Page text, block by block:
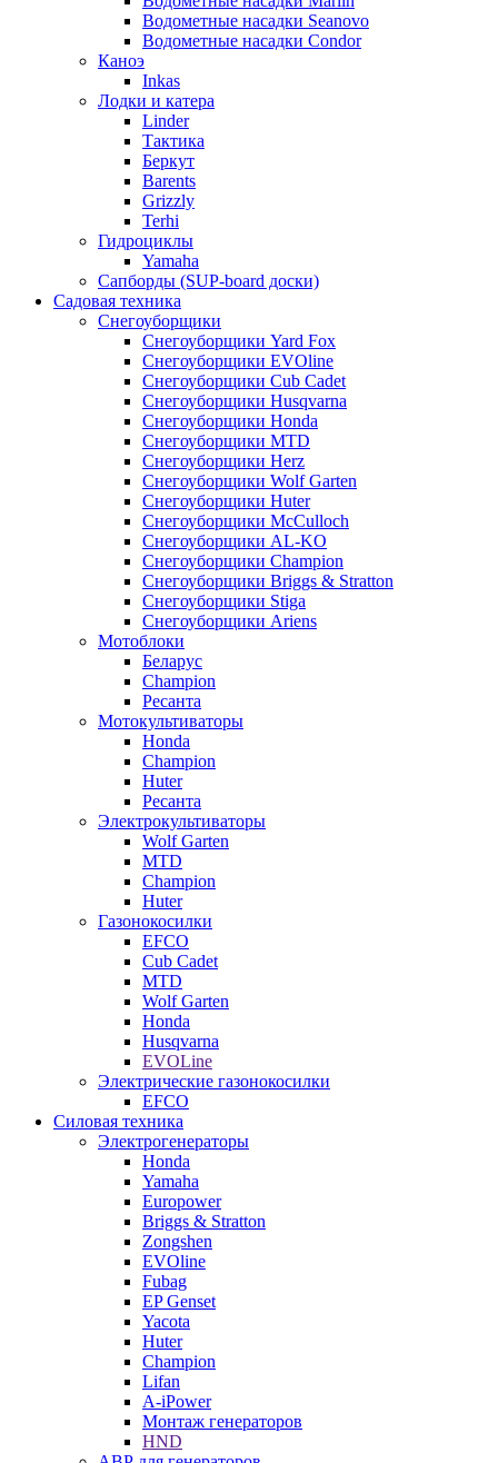
Водометные насадки Seanovo
Водометные насадки Condor
Каноэ
Inkas
Лодки и катера
Linder
Тактика
Беркут
Barents
Grizzly
Terhi
Гидроциклы
Yamaha
Сапборды (SUP-board доски)
Садовая техника
Снегоуборщики
Снегоуборщики Yard Fox
Снегоуборщики EVOline
Снегоуборщики Cub Cadet
Снегоуборщики Husqvarna
Снегоуборщики Honda
Снегоуборщики MTD
Снегоуборщики Herz
Снегоуборщики Wolf Garten
Снегоуборщики Huter
Снегоуборщики McCulloch
Снегоуборщики AL-KO
Снегоуборщики Champion
Снегоуборщики Briggs & Stratton
Снегоуборщики Stiga
Снегоуборщики Ariens
Мотоблоки
Беларус
Champion
Ресанта
Мотокультиваторы
Honda
Champion
Huter
Ресанта
Электрокультиваторы
Wolf Garten
MTD
Champion
Huter
Газонокосилки
EFCO
Cub Cadet
MTD
Wolf Garten
Honda
Husqvarna
EVOLine
Электрические газонокосилки
EFCO
Силовая техника
Электрогенераторы
Honda
Yamaha
Europower
Briggs & Stratton
Zongshen
EVOline
Fubag
EP Genset
Yacota
Huter
Champion
Lifan
A-iPower
Монтаж генераторов
HND